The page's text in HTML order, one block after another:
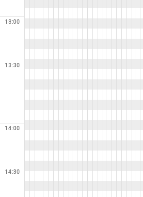
13:00
13:30
14:00
14:30